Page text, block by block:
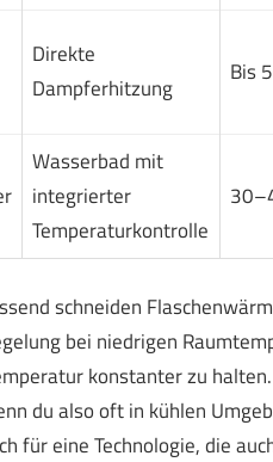
Direkte
Dampferhitzung
Bis
Wasserbad mit
integrierter
Temperaturkontrolle
schneiden
bei niedrigen
konstanter zu
du also oft in kühlen
für eine Technologie, die